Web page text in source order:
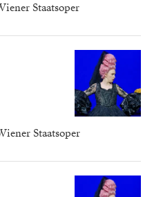
Staatsoper
Staatsoper